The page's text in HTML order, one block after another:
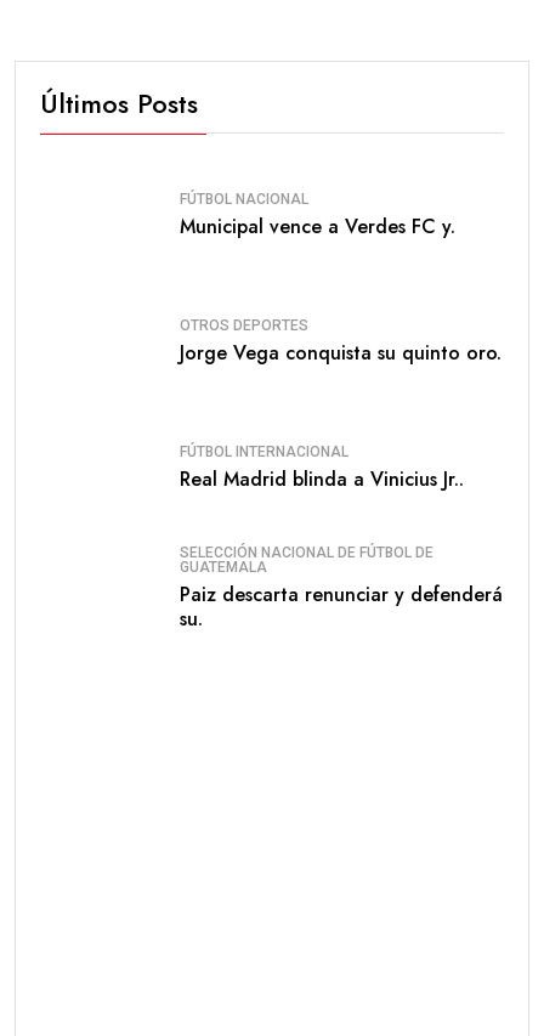
Últimos Posts
FÚTBOL NACIONAL
Municipal vence a Verdes FC y.
OTROS DEPORTES
Jorge Vega conquista su quinto oro.
FÚTBOL INTERNACIONAL
Real Madrid blinda a Vinicius Jr..
SELECCIÓN NACIONAL DE FÚTBOL DE
GUATEMALA
Paiz descarta renunciar y defenderá
su.